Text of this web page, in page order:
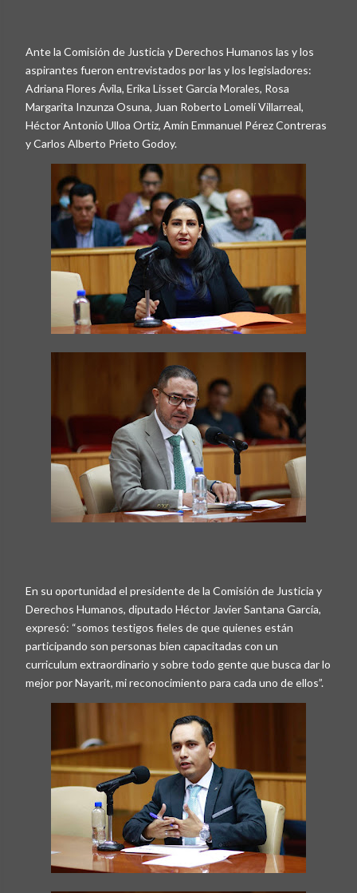
Ante la Comisión de Justicia y Derechos Humanos las y los
aspirantes fueron entrevistados por las y los legisladores:
Adriana Flores Ávila, Erika Lisset García Morales, Rosa
Margarita Inzunza Osuna, Juan Roberto Lomelí Villarreal,
Héctor Antonio Ulloa Ortiz, Amín Emmanuel Pérez Contreras
y Carlos Alberto Prieto Godoy.
En su oportunidad el presidente de la Comisión de Justicia y
Derechos Humanos, diputado Héctor Javier Santana García,
expresó: “somos testigos fieles de que quienes están
participando son personas bien capacitadas con un
curriculum extraordinario y sobre todo gente que busca dar lo
mejor por Nayarit, mi reconocimiento para cada uno de ellos”.